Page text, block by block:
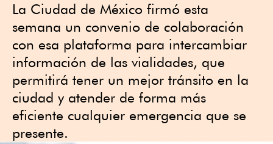
La Ciudad de México firmó esta
semana un convenio de colaboración
con esa plataforma para intercambiar
información de las vialidades, que
permitirá tener un mejor tránsito en la
ciudad y atender de forma más
eficiente cualquier emergencia que se
presente.